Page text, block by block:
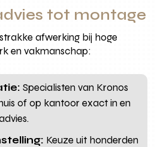
tot montage
afwerking bij hoge
en vakmanschap:
Specialisten van Kronos
of op kantoor exact in en
Keuze uit honderden